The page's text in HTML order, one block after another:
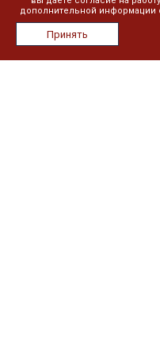
дополнительной информации
Принять
О